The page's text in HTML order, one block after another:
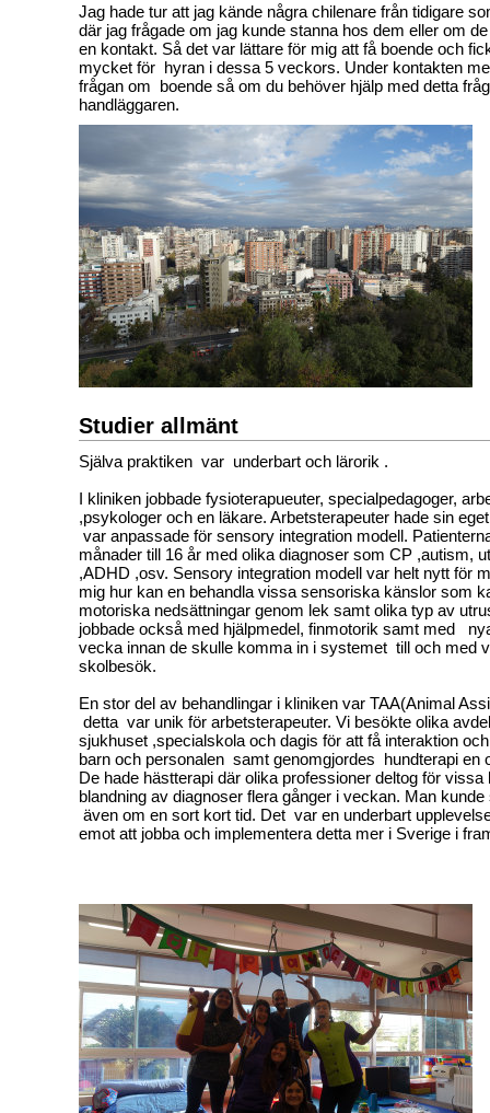
Jag hade tur att jag kände några chilenare från tidigare
där jag frågade om jag kunde stanna hos dem eller om
en kontakt. Så det var lättare för mig att få boende och
mycket för hyran i dessa 5 veckors. Under kontakten
frågan om boende så om du behöver hjälp med detta
handläggaren.
Studier allmänt
Själva praktiken var underbart och lärorik .
I kliniken jobbade fysioterapueuter, specialpedagoger,
,psykologer och en läkare. Arbetsterapeuter hade sin
var anpassade för sensory integration modell.
månader till 16 år med olika diagnoser som CP ,autism,
,ADHD ,osv. Sensory integration modell var helt nytt för
mig hur kan en behandla vissa sensoriska känslor som
motoriska nedsättningar genom lek samt olika typ av
jobbade också med hjälpmedel, finmotorik samt med
vecka innan de skulle komma in i systemet till och med
skolbesök.
En stor del av behandlingar i kliniken var TAA(Animal
detta var unik för arbetsterapeuter. Vi besökte olika
sjukhuset ,specialskola och dagis för att få interaktion
barn och personalen samt genomgjordes hundterapi en
De hade hästterapi där olika professioner deltog för vissa
blandning av diagnoser flera gånger i veckan. Man
även om en sort kort tid. Det var en underbart
emot att jobba och implementera detta mer i Sverige i